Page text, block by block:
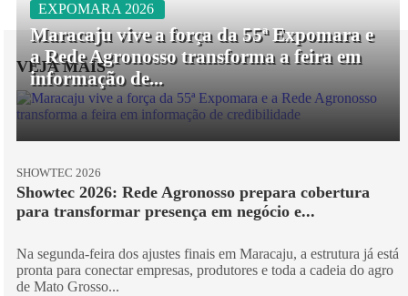
VEJA MAIS
EXPOMARA 2026
Maracaju vive a força da 55ª Expomara e
a Rede Agronosso transforma a feira em
informação de...
SHOWTEC 2026
Showtec 2026: Rede Agronosso prepara cobertura
para transformar presença em negócio e...
Na segunda-feira dos ajustes finais em Maracaju, a estrutura já está
pronta para conectar empresas, produtores e toda a cadeia do agro
de Mato Grosso...